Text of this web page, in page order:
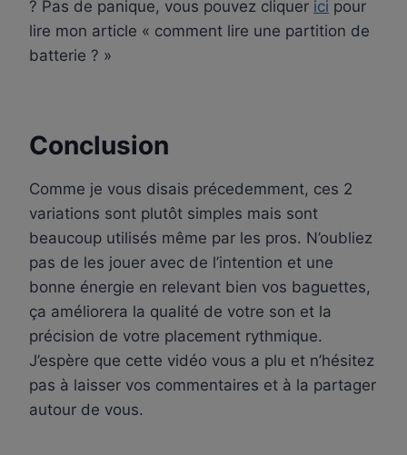
? Pas de panique, vous pouvez cliquer ici pour
lire mon article « comment lire une partition de
batterie ? »
Conclusion
Comme je vous disais précedemment, ces 2
variations sont plutôt simples mais sont
beaucoup utilisés même par les pros. N’oubliez
pas de les jouer avec de l’intention et une
bonne énergie en relevant bien vos baguettes,
ça améliorera la qualité de votre son et la
précision de votre placement rythmique.
J’espère que cette vidéo vous a plu et n’hésitez
pas à laisser vos commentaires et à la partager
autour de vous.